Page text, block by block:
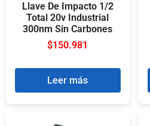
Llave De Impacto 1/2
Total 20v Industrial
300nm Sin Carbones
$150.981
Leer más